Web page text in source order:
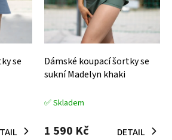
se
Dámské koupací šortky se
sukní Madelyn khaki
✅ Skladem
1 590 Kč DETAIL